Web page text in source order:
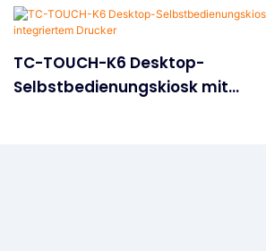
TC-TOUCH-K6 Desktop-
Selbstbedienungskiosk mit